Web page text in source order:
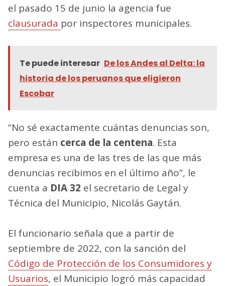
el pasado 15 de junio la agencia fue
clausurada por inspectores municipales.
Te puede interesar De los Andes al Delta: la
historia de los peruanos que eligieron
Escobar
“No sé exactamente cuántas denuncias son,
pero están cerca de la centena. Esta
empresa es una de las tres de las que más
denuncias recibimos en el último año”, le
cuenta a DIA 32 el secretario de Legal y
Técnica del Municipio, Nicolás Gaytán.
El funcionario señala que a partir de
septiembre de 2022, con la sanción del
Código de Protección de los Consumidores y
Usuarios, el Municipio logró más capacidad